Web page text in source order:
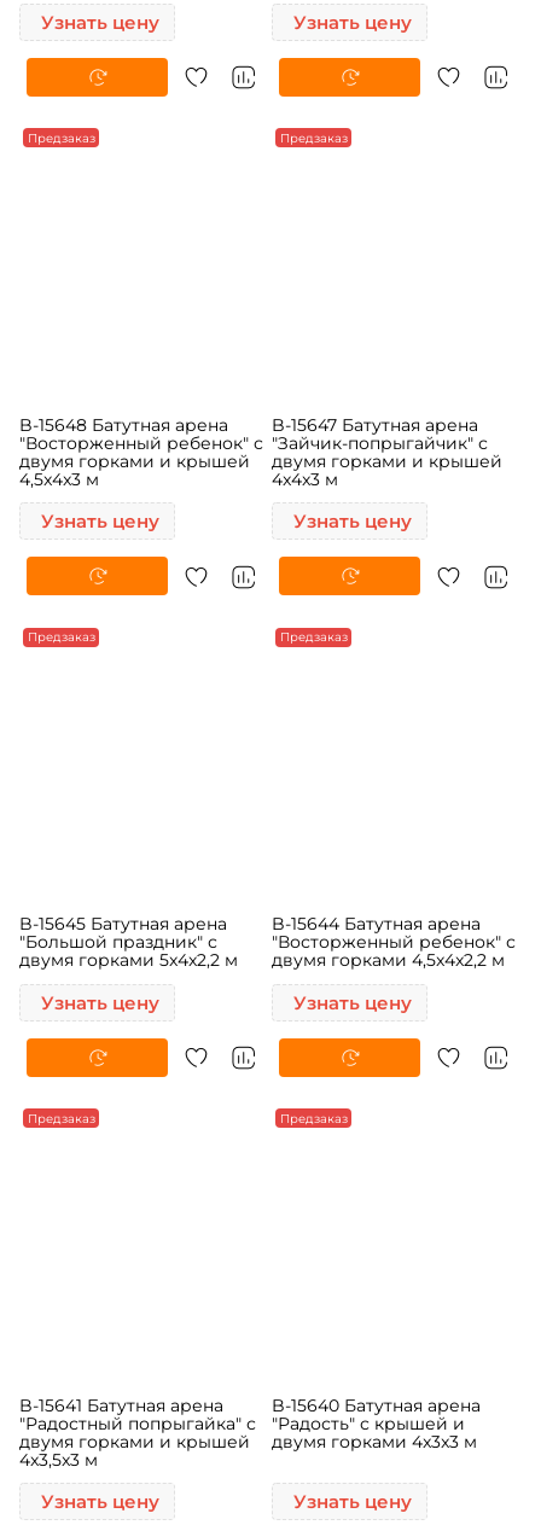
Узнать цену Узнать цену
Предзаказ
B-15648 Батутная арена
"Восторженный ребенок" с
двумя горками и крышей
4,5x4x3 м
Узнать цену
Предзаказ
B-15647 Батутная арена
"Зайчик-попрыгайчик" с
двумя горками и крышей
4x4x3 м
Узнать цену
Предзаказ
B-15645 Батутная арена
"Большой праздник" с
двумя горками 5x4x2,2 м
Узнать цену
Предзаказ
B-15644 Батутная арена
"Восторженный ребенок" с
двумя горками 4,5x4x2,2 м
Узнать цену
Предзаказ
B-15641 Батутная арена
"Радостный попрыгайка" с
двумя горками и крышей
4x3,5x3 м
Узнать цену
Предзаказ
B-15640 Батутная арена
"Радость" с крышей и
двумя горками 4x3x3 м
Узнать цену